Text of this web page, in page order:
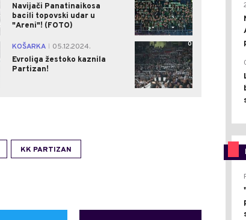
Navijači Panatinaikosa
bacili topovski udar u
"Areni"! (FOTO)
KOŠARKA
05.12.2024.
Evroliga žestoko kaznila
Partizan!
0
KK PARTIZAN